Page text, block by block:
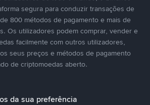
segura para conduzir transações de
800 métodos de pagamento e mais de
Os utilizadores podem comprar, vender e
facilmente com outros utilizadores,
seus preços e métodos de pagamento
de criptomoedas aberto.
da sua preferência